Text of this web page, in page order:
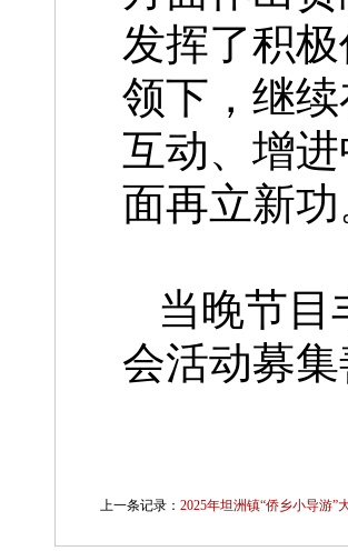
发挥了积
领下，继
互动、增
面再立新功
当晚节目
会活动募集
上一条记录： 2025年坦洲镇“侨乡小导游”